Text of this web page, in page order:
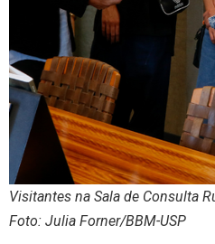
Visitantes na Sala de Consulta
Foto: Julia Forner/BBM-USP